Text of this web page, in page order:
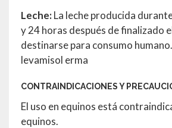
Leche:La leche producida
y 24 horas después de finalizado
destinarse para consumo humano.
levamisol erma
CONTRAINDICACIONES Y
El uso en equinos está
equinos.